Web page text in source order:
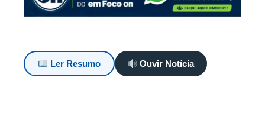
Ler Resumo Ouvir Notícia